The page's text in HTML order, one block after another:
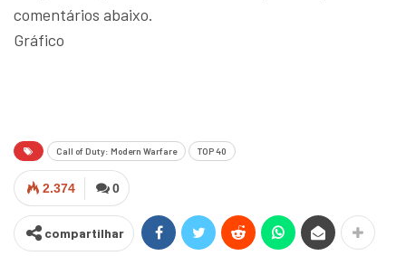
comentários abaixo.
Gráfico
Call of Duty: Modern Warfare TOP 40
0
2.374
compartilhar